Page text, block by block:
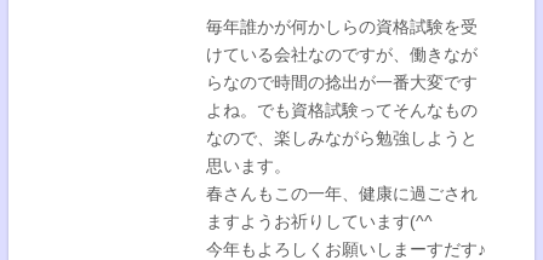
毎年誰かが何かしらの資格試験を受
けている会社なのですが、働きなが
らなので時間の捻出が一番大変です
よね。でも資格試験ってそんなもの
なので、楽しみながら勉強しようと
思います。
春さんもこの一年、健康に過ごされ
ますようお祈りしています(^^
今年もよろしくお願いしまーすだす♪